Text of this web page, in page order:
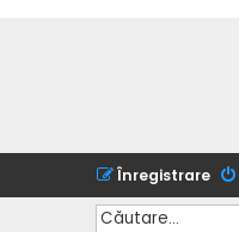
Înregistrare